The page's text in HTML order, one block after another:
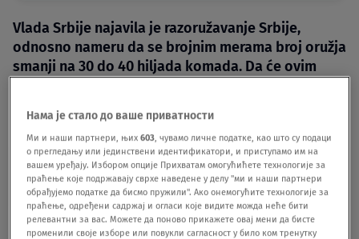
Vlada Srbije najavila je razoružavanje Srbije,
odnosno nameru da se brojnim merama broj oružja
smanji na 30 do 40 hiljada komada. Da će ovim
Podeli vest:
Нама је стало до ваше приватности
Ми и наши партнери, њих603 , чувамо личне податке, као што су подаци
о прегледању или јединствени идентификатори, и приступамо им на
вашем уређају. Избором опције Прихватам омогућићете технологије за
праћење које подржавају сврхе наведене у делу "ми и наши партнери
обрађујемо податке да бисмо пружили". Ако онемогућите технологије за
праћење, одређени садржај и огласи које видите можда неће бити
релевантни за вас. Можете да поново прикажете овај мени да бисте
променили своје изборе или повукли сагласност у било ком тренутку